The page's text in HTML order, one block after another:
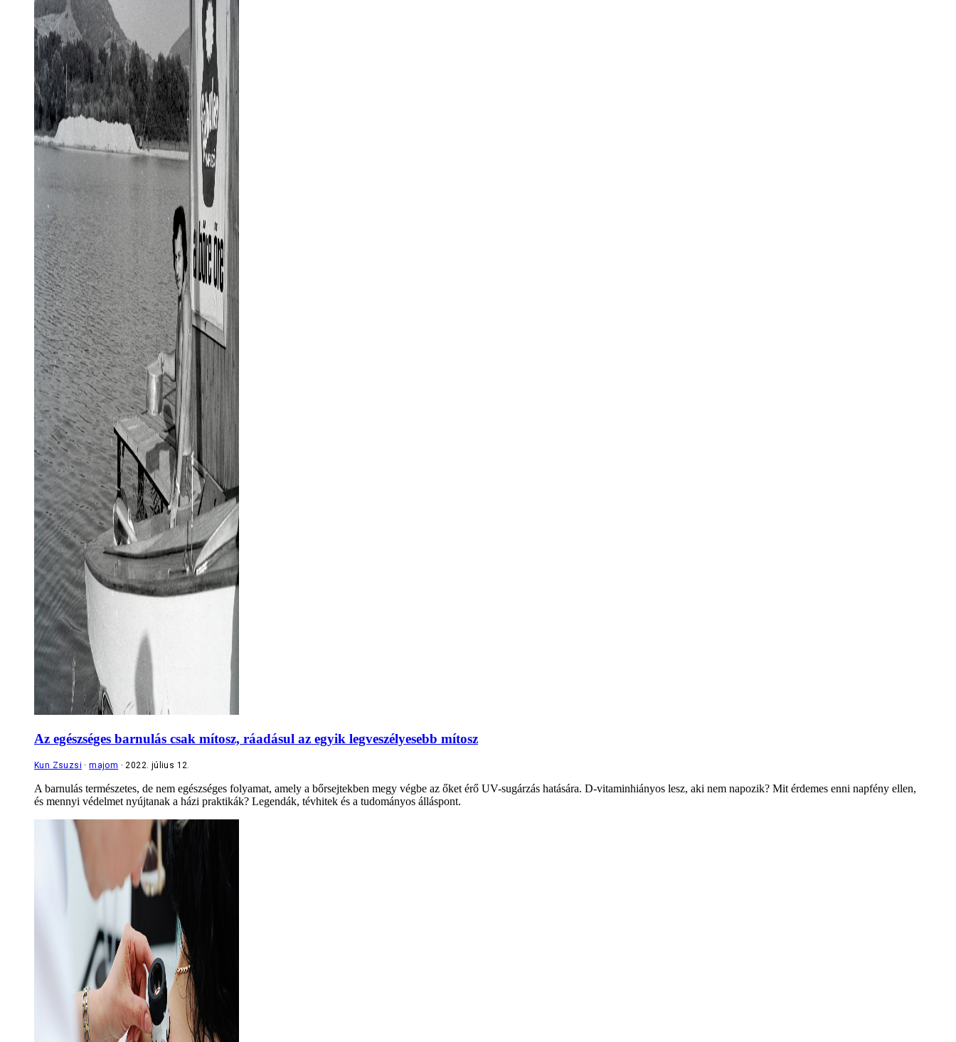
Az egészséges barnulás csak mítosz, ráadásul az egyik legveszélyesebb mítosz
Kun Zsuzsi majom 2022. július 12.
A barnulás természetes, de nem egészséges folyamat, amely a bőrsejtekben megy végbe az őket érő UV-sugárzás hatására. D-vitaminhiányos lesz, aki nem napozik? Mit érdemes enni napfény ellen,
és mennyi védelmet nyújtanak a házi praktikák? Legendák, tévhitek és a tudományos álláspont.